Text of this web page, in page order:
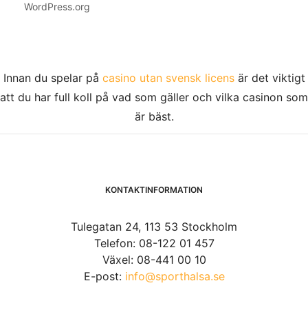
WordPress.org
Innan du spelar på casino utan svensk licensär det viktigt
att du har full koll på vad som gäller och vilka casinon som
är bäst.
KONTAKTINFORMATION
Tulegatan 24, 113 53 Stockholm
Telefon: 08-122 01 457
Växel: 08-441 00 10
E-post: info@sporthalsa.se